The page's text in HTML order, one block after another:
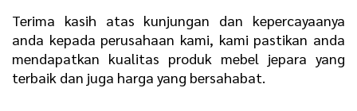
Terima kasih atas kunjungan dan kepercayaanya
anda kepada perusahaan kami, kami pastikan anda
mendapatkan kualitas produk mebel jepara yang
terbaik dan juga harga yang bersahabat.